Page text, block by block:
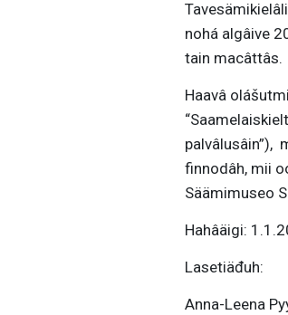
nohá algâive
tain macâttâs.
Haavâ
palvâlusâin”),
finnodâh, mii
Säämimuseo
Hahâäigi:
Lasetiäđuh:
Anna-Leena